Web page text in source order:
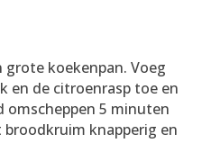
grote koekenpan. Voeg
en de citroenrasp toe en
omscheppen 5 minuten
knapperig en